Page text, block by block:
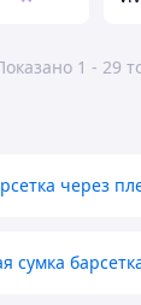
1 - 29
через
сумка